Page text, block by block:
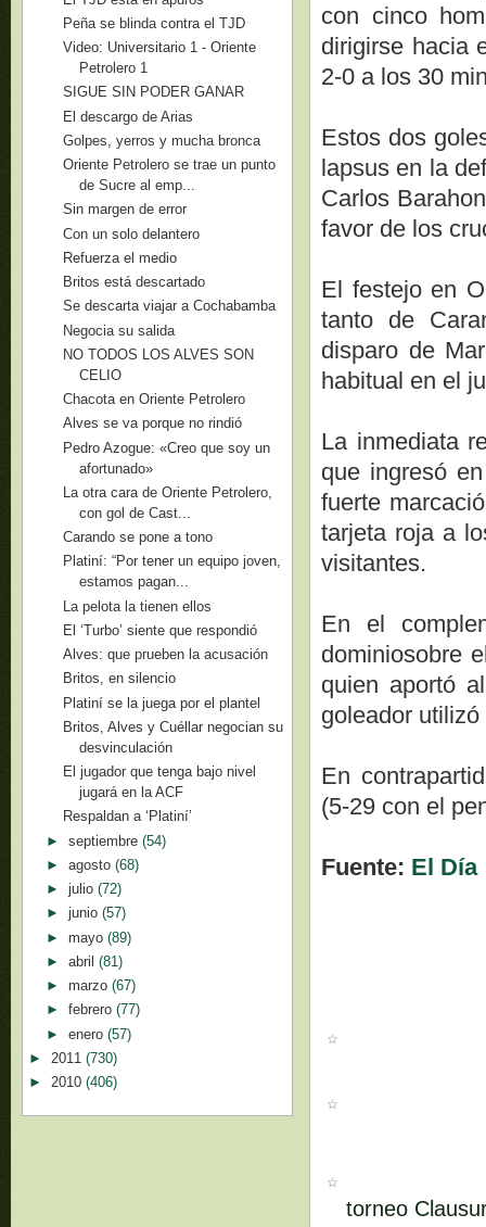
con cinco
dirigirse hacia
2-0 a los 30
Estos dos
lapsus en la
Carlos
favor de los
El festejo en
tanto de
disparo de
habitual en el
La inmediata
que ingresó
fuerte
tarjeta roja a
visitantes.
En el
dominiosobre
quien aportó
goleador
En
(5-29 con el
Fuente: El Día
torneo
Peña se blinda contra el TJD
Video: Universitario 1 - Oriente
Petrolero 1
SIGUE SIN PODER GANAR
El descargo de Arias
Golpes, yerros y mucha bronca
Oriente Petrolero se trae un punto
de Sucre al emp...
Sin margen de error
Con un solo delantero
Refuerza el medio
Britos está descartado
Se descarta viajar a Cochabamba
Negocia su salida
NO TODOS LOS ALVES SON
CELIO
Chacota en Oriente Petrolero
Alves se va porque no rindió
Pedro Azogue: «Creo que soy un
afortunado»
La otra cara de Oriente Petrolero,
con gol de Cast...
Carando se pone a tono
Platiní: “Por tener un equipo joven,
estamos pagan...
La pelota la tienen ellos
El ‘Turbo’ siente que respondió
Alves: que prueben la acusación
Britos, en silencio
Platiní se la juega por el plantel
Britos, Alves y Cuéllar negocian su
desvinculación
El jugador que tenga bajo nivel
jugará en la ACF
Respaldan a ‘Platiní’
► septiembre (54)
► agosto (68)
► julio (72)
► junio (57)
► mayo (89)
► abril (81)
► marzo (67)
► febrero (77)
► enero (57)
► 2011 (730)
► 2010 (406)